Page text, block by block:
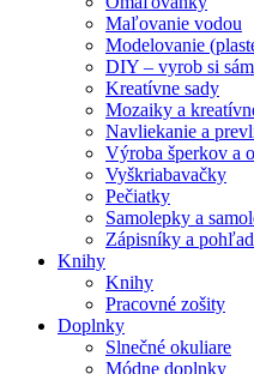
Maľovanie vodou
Modelovanie
DIY – vyrob si sám
Kreatívne sady
Mozaiky a
Navliekanie a
Výroba šperkov a
Vyškriabavačky
Pečiatky
Samolepky a
Zápisníky a
Knihy
Knihy
Pracovné zošity
Doplnky
Slnečné okuliare
Módne doplnky